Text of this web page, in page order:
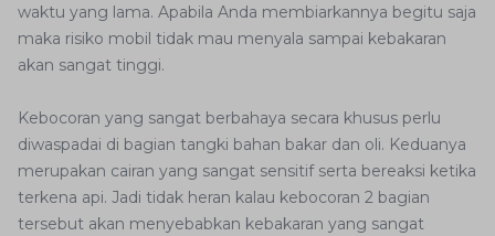
waktu yang lama. Apabila Anda membiarkannya begitu saja
maka risiko mobil tidak mau menyala sampai kebakaran
akan sangat tinggi.
Kebocoran yang sangat berbahaya secara khusus perlu
diwaspadai di bagian tangki bahan bakar dan oli. Keduanya
merupakan cairan yang sangat sensitif serta bereaksi ketika
terkena api. Jadi tidak heran kalau kebocoran 2 bagian
tersebut akan menyebabkan kebakaran yang sangat